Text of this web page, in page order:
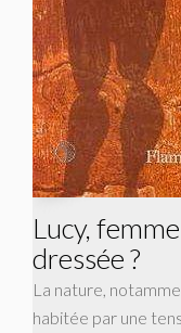
Lucy,
dressée ?
La nature,
habitée par une